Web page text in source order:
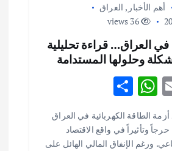
أهم الأخبار , العراق
36 views
في العراق… قراءة تحليلية
وحلولها المستدامة
E
m
ai
l
W
h
at
s
S
h
ar
e
الطاقة الكهربائية في العراق
وتأثيراً في واقع الاقتصاد
ورغم الإنفاق المالي الهائل على
في مدينة كلباء الاماراتية